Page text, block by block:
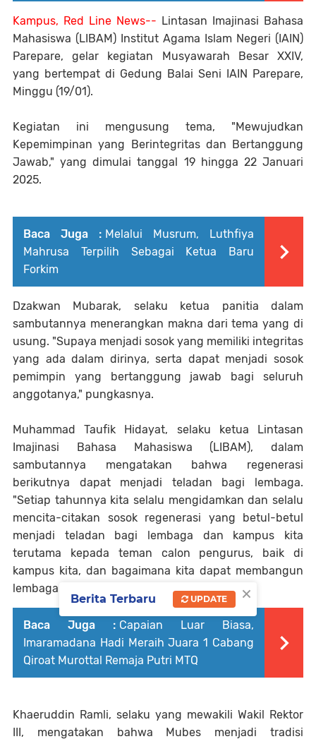
Kampus, Red Line News-- Lintasan Imajinasi Bahasa
Mahasiswa (LIBAM) Institut Agama Islam Negeri (IAIN)
Parepare, gelar kegiatan Musyawarah Besar XXIV,
yang bertempat di Gedung Balai Seni IAIN Parepare,
Minggu (19/01).
Kegiatan ini mengusung tema, "Mewujudkan
Kepemimpinan yang Berintegritas dan Bertanggung
Jawab," yang dimulai tanggal 19 hingga 22 Januari
2025.
Baca Juga : Melalui Musrum, Luthfiya
Mahrusa Terpilih Sebagai Ketua Baru
Forkim
Dzakwan Mubarak, selaku ketua panitia dalam
sambutannya menerangkan makna dari tema yang di
usung. "Supaya menjadi sosok yang memiliki integritas
yang ada dalam dirinya, serta dapat menjadi sosok
pemimpin yang bertanggung jawab bagi seluruh
anggotanya," pungkasnya.
Muhammad Taufik Hidayat, selaku ketua Lintasan
Imajinasi Bahasa Mahasiswa (LIBAM), dalam
sambutannya mengatakan bahwa regenerasi
berikutnya dapat menjadi teladan bagi lembaga.
"Setiap tahunnya kita selalu mengidamkan dan selalu
mencita-citakan sosok regenerasi yang betul-betul
menjadi teladan bagi lembaga dan kampus kita
terutama kepada teman calon pengurus, baik di
kampus kita, dan bagaimana kita dapat membangun
lembaga kita ke depannya," ungkapnya.
Baca Juga : Capaian Luar Biasa,
Imaramadana Hadi Meraih Juara 1 Cabang
Qiroat Murottal Remaja Putri MTQ
Khaeruddin Ramli, selaku yang mewakili Wakil Rektor
III, mengatakan bahwa Mubes menjadi tradisi
×
Berita Terbaru UPDATE